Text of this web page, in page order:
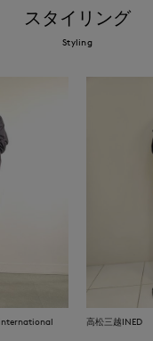
スタイリング
Styling
高松三越INED